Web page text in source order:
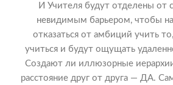
И Учителя будут отделены от
невидимым барьером, чтобы
отказаться от амбиций учить
учиться и будут ощущать
Создают ли иллюзорные
расстояние друг от друга — ДА.